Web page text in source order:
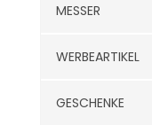
MESSER
WERBEARTIKEL
GESCHENKE